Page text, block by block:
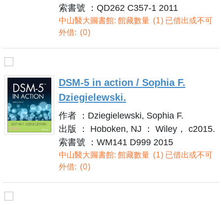
索書號 ：QD262 C357-1 2011
中山醫大圖書館: 館藏數量 1 已借出或不可
外借:
0
DSM-5 in action / Sophia F.
Dziegielewski.
作者 ：Dziegielewski, Sophia F.
出版 ： Hoboken, NJ ： Wiley， c2015.
索書號 ：WM141 D999 2015
中山醫大圖書館: 館藏數量 1 已借出或不可
外借:
0